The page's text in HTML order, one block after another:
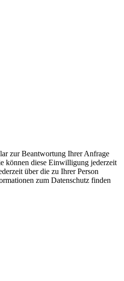
zur Beantwortung Ihrer Anfrage
können diese Einwilligung jederzeit
über die zu Ihrer Person
zum Datenschutz finden